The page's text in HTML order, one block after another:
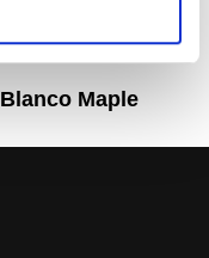
Blanco Maple